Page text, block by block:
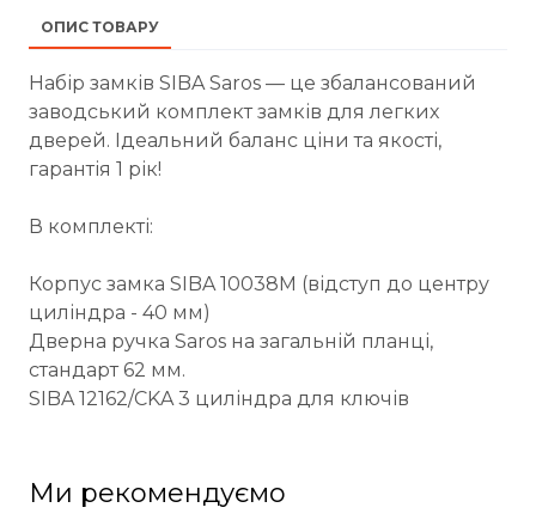
ОПИС ТОВАРУ
Набір замків SIBA Saros — це збалансований
заводський комплект замків для легких
дверей. Ідеальний баланс ціни та якості,
гарантія 1 рік!
В комплекті:
Корпус замка SIBA 10038M (відступ до центру
циліндра - 40 мм)
Дверна ручка Saros на загальній планці,
стандарт 62 мм.
SIBA 12162/CKA 3 циліндра для ключів
Ми рекомендуємо